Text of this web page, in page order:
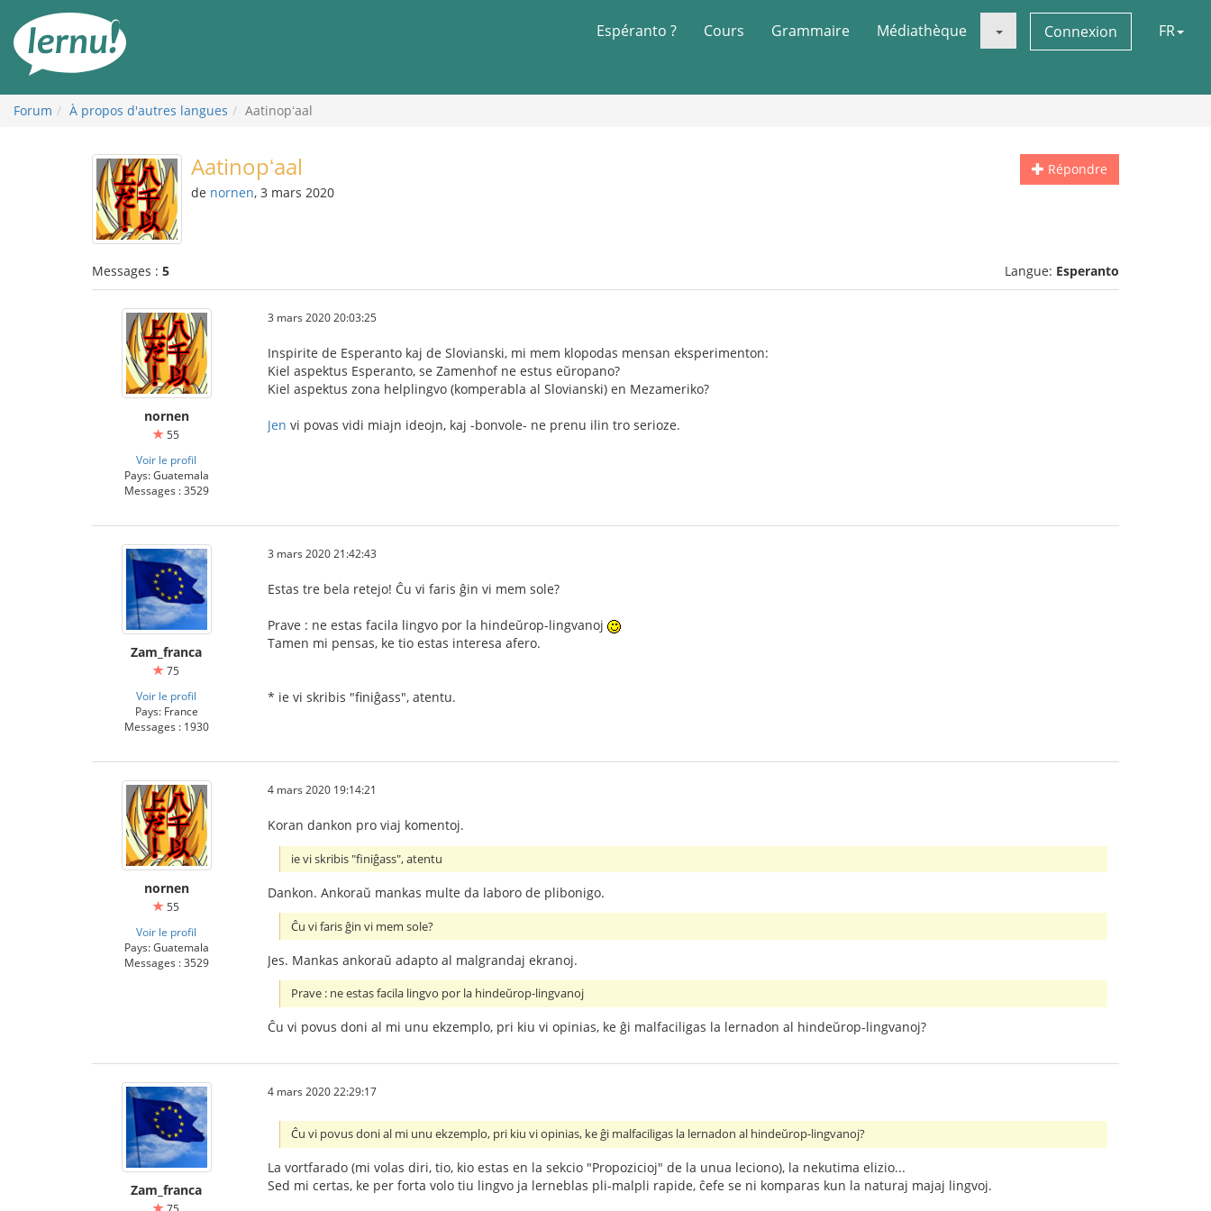
contenu
Espéranto ? Cours Grammaire Médiathèque Connexion FR
Forum À propos d'autres langues Aatinopʻaal
Répondre
Aatinopʻaal
de nornen, 3 mars 2020
Messages : 5 Langue: Esperanto
nornen
55
Voir le profil
Pays: Guatemala
Messages : 3529
3 mars 2020 20:03:25
Inspirite de Esperanto kaj de Slovianski, mi mem klopodas mensan eksperimenton:
Kiel aspektus Esperanto, se Zamenhof ne estus eŭropano?
Kiel aspektus zona helplingvo (komperabla al Slovianski) en Mezameriko?
Jen vi povas vidi miajn ideojn, kaj -bonvole- ne prenu ilin tro serioze.
Zam_franca
75
Voir le profil
Pays: France
Messages : 1930
3 mars 2020 21:42:43
Estas tre bela retejo! Ĉu vi faris ĝin vi mem sole?
Prave : ne estas facila lingvo por la hindeŭrop-lingvanoj
Tamen mi pensas, ke tio estas interesa afero.
* ie vi skribis "finiĝass", atentu.
nornen
55
Voir le profil
Pays: Guatemala
Messages : 3529
4 mars 2020 19:14:21
Koran dankon pro viaj komentoj.
ie vi skribis "finiĝass", atentu
Dankon. Ankoraŭ mankas multe da laboro de plibonigo.
Ĉu vi faris ĝin vi mem sole?
Jes. Mankas ankoraŭ adapto al malgrandaj ekranoj.
Prave : ne estas facila lingvo por la hindeŭrop-lingvanoj
Ĉu vi povus doni al mi unu ekzemplo, pri kiu vi opinias, ke ĝi malfaciligas la lernadon al hindeŭrop-lingvanoj?
Zam_franca
4 mars 2020 22:29:17
Ĉu vi povus doni al mi unu ekzemplo, pri kiu vi opinias, ke ĝi malfaciligas la lernadon al hindeŭrop-lingvanoj?
La vortfarado (mi volas diri, tio, kio estas en la sekcio "Propozicioj" de la unua leciono), la nekutima elizio...
Sed mi certas, ke per forta volo tiu lingvo ja lerneblas pli-malpli rapide, ĉefe se ni komparas kun la naturaj majaj lingvoj.